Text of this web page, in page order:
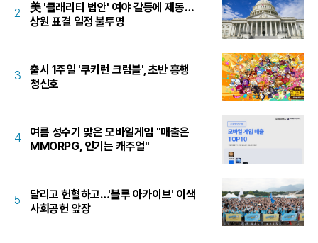
2
美 '클래리티 법안' 여야 갈등에 제동…
상원 표결 일정 불투명
3
출시 1주일 '쿠키런 크럼블', 초반 흥행
청신호
4
여름 성수기 맞은 모바일게임 "매출은
MMORPG, 인기는 캐주얼"
5
달리고 헌혈하고…'블루 아카이브' 이색
사회공헌 앞장